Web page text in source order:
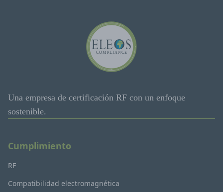
Una empresa de certificación RF con un enfoque
sostenible.
Cumplimiento
RF
Compatibilidad electromagnética